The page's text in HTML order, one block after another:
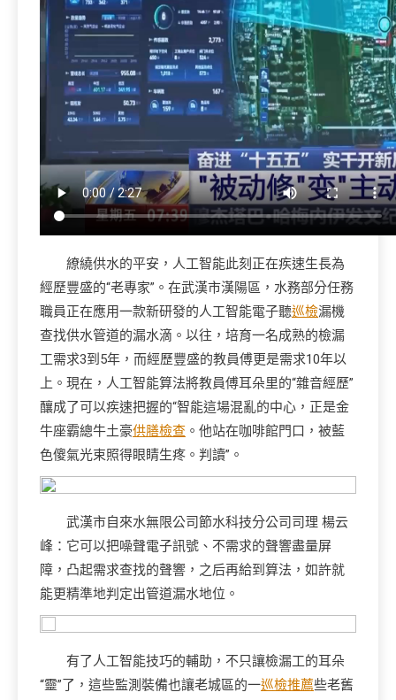
繚繞供水的平安，人工智能此刻正在疾速生長為
經歷豐盛的“老專家”。在武漢市漢陽區，水務部分任務
職員正在應用一款新研發的人工智能電子聽巡檢漏機
查找供水管道的漏水滴。以往，培育一名成熟的檢漏
工需求3到5年，而經歷豐盛的教員傅更是需求10年以
上。現在，人工智能算法將教員傅耳朵里的“雜音經歷”
釀成了可以疾速把握的“智能這場混亂的中心，正是金
牛座霸總牛土豪供膳檢查 。他站在咖啡館門口，被藍
色傻氣光束照得眼睛生疼。判讀”。
武漢市自來水無限公司節水科技分公司司理 楊云
峰：它可以把噪聲電子訊號、不需求的聲響盡量屏
障，凸起需求查找的聲響，之后再給到算法，如許就
能更精準地判定出管道漏水地位。
有了人工智能技巧的輔助，不只讓檢漏工的耳朵
“靈”了，這些監測裝備也讓老城區的一巡檢推薦些老舊